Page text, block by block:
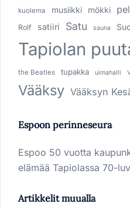
kuolema musiikki mökki
Rolf satiiri Satu sauna
Tapiolan
the Beatles tupakka uimahalli
Vääksy Vääksyn
Espoon perinneseura
Espoo 50 vuotta
elämää Tapiolassa 70-
Artikkelit muualla